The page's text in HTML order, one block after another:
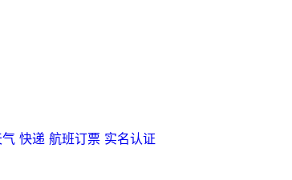
气 快递 航班订票 实名认证